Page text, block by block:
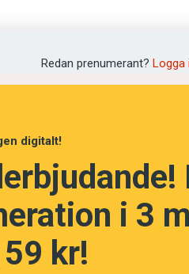
Annonsera
Språktidningen
Redan prenumerant? Logga
digitalt!
i 3
kr!